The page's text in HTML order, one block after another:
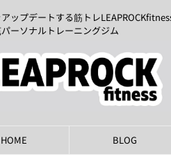
ップデートする筋トレ
ーソナルトレーニングジム
HOME BLOG